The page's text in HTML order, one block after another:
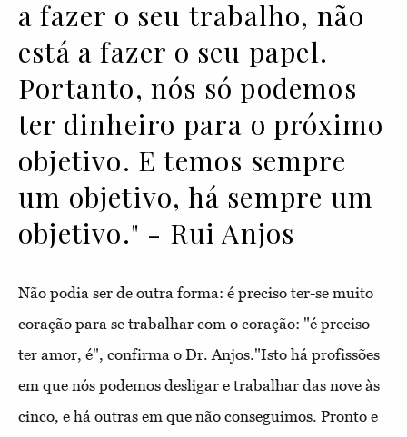
a fazer o seu trabalho, não
está a fazer o seu papel.
Portanto, nós só podemos
ter dinheiro para o próximo
objetivo. E temos sempre
um objetivo, há sempre um
objetivo." - Rui Anjos
Não podia ser de outra forma: é preciso ter-se muito
coração para se trabalhar com o coração: "é preciso
ter amor, é", confirma o Dr. Anjos."Isto há profissões
em que nós podemos desligar e trabalhar das nove às
cinco, e há outras em que não conseguimos. Pronto e